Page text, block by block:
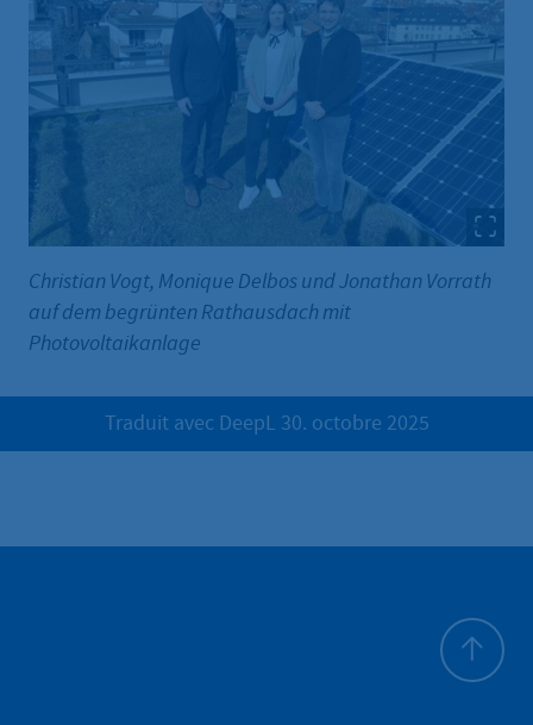
Christian Vogt, Monique Delbos und Jonathan Vorrath
auf dem begrünten Rathausdach mit
Photovoltaikanlage
Traduit avec DeepL 30. octobre 2025